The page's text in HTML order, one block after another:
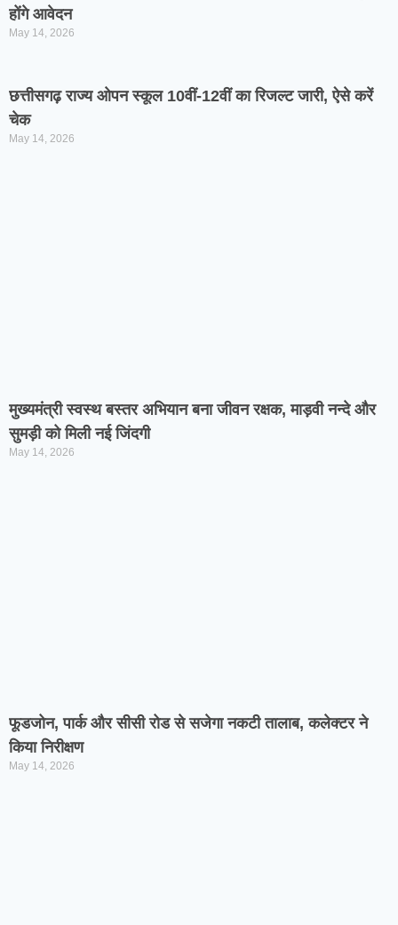
होंगे आवेदन
May 14, 2026
छत्तीसगढ़ राज्य ओपन स्कूल 10वीं-12वीं का रिजल्ट जारी, ऐसे करें
चेक
May 14, 2026
मुख्यमंत्री स्वस्थ बस्तर अभियान बना जीवन रक्षक, माड़वी नन्दे और
सुमड़ी को मिली नई जिंदगी
May 14, 2026
फूडजोन, पार्क और सीसी रोड से सजेगा नकटी तालाब, कलेक्टर ने
किया निरीक्षण
May 14, 2026